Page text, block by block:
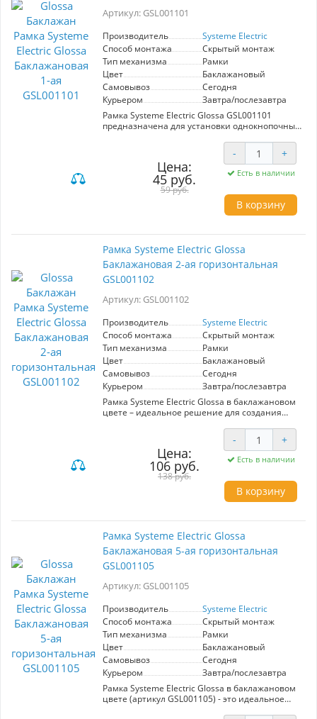
Артикул: GSL001101
Производитель
Systeme Electric
Способ монтажа
Скрытый монтаж
Тип механизма
Рамки
Цвет
Баклажановый
Самовывоз
Сегодня
Курьером
Завтра/послезавтра
Рамка Systeme Electric Glossa GSL001101
предназначена для установки однокнопочных
баклажановом цвете, что добавляет
элегантности в интерьер. Идеально подходит
для современных офисов и жилых
помещений, обеспечивая гармоничное
сочетание с другими элементами дизайна.
Высокое качество материалов гарантирует
долговечность и надежность в
Цена:
45 руб.
59 руб.
- +
Есть в наличии
В корзину
Рамка Systeme Electric Glossa
Баклажановая 2-ая горизонтальная
GSL001102
Артикул: GSL001102
Производитель
Systeme Electric
Способ монтажа
Скрытый монтаж
Тип механизма
Рамки
Цвет
Баклажановый
Самовывоз
Сегодня
Курьером
Завтра/послезавтра
Рамка Systeme Electric Glossa в баклажановом
цвете – идеальное решение для создания
горизонтальными модулями она отлично
подходит для установки в гостиных, офисах и
общественных помещениях. Уникальный
баклажановый оттенок добавляет нотку
элегантности и гармонично сочетается с
различными отделками. Прочные материалы
гарантируют долгий срок службы, а легкость
Выберите рамку Glossa для функциональности
и эстетики вашего пространства.
Цена:
106 руб.
138 руб.
- +
Есть в наличии
В корзину
Рамка Systeme Electric Glossa
Баклажановая 5-ая горизонтальная
GSL001105
Артикул: GSL001105
Производитель
Systeme Electric
Способ монтажа
Скрытый монтаж
Тип механизма
Рамки
Цвет
Баклажановый
Самовывоз
Сегодня
Курьером
Завтра/послезавтра
Рамка Systeme Electric Glossa в баклажановом
цвете (артикул GSL001105) - это идеальное